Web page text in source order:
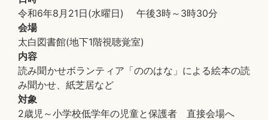
令和6年8月21日(水曜日) 午後3時～3時30分
会場
太白図書館(地下1階視聴覚室)
内容
読み聞かせボランティア「ののはな」による絵本の読
み聞かせ、紙芝居など
対象
2歳児～小学校低学年の児童と保護者 直接会場へ